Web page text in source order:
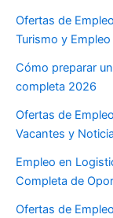
Ofertas de
Turismo y Empleo
Cómo preparar
completa 2026
Ofertas de
Vacantes y
Empleo en
Completa de
Ofertas de